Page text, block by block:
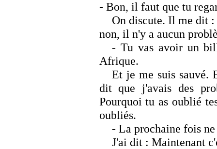
- Bon, il faut que tu
On discute. Il me dit
non, il n'y a aucun
- Tu vas avoir un
Afrique.
Et je me suis sauvé.
dit que j'avais des
Pourquoi tu as oublié
oubliés.
- La prochaine fois
J'ai dit : Maintenant